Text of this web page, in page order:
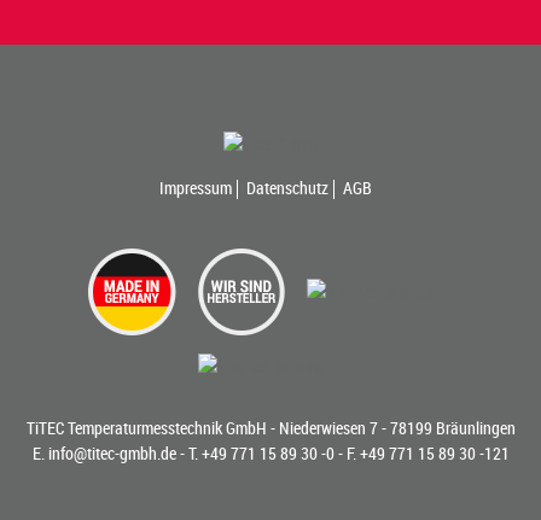
Impressum Datenschutz AGB
TiTEC Temperaturmesstechnik GmbH - Niederwiesen 7 - 78199 Bräunlingen
E. info@titec-gmbh.de- T. +49 771 15 89 30 -0- F. +49 771 15 89 30 -121